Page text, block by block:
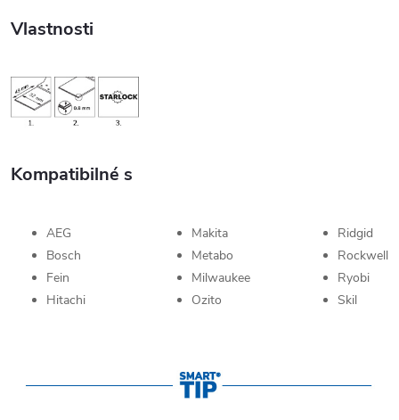
Vlastnosti
Kompatibilné s
AEG
Bosch
Fein
Hitachi
Makita
Metabo
Milwaukee
Ozito
Ridgid
Rockwell
Ryobi
Skil